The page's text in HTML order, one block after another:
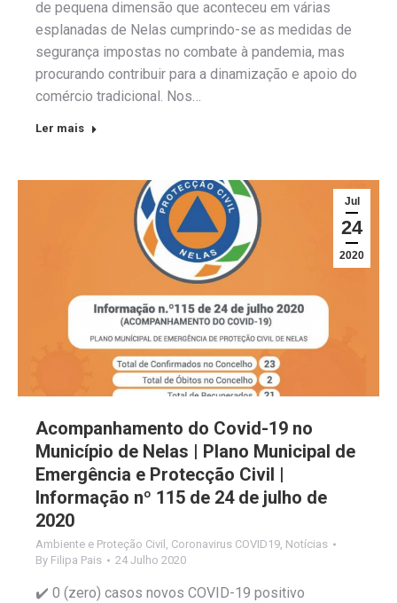
de pequena dimensão que aconteceu em várias
esplanadas de Nelas cumprindo-se as medidas de
segurança impostas no combate à pandemia, mas
procurando contribuir para a dinamização e apoio do
comércio tradicional. Nos…
Ler mais
Jul
24
2020
Acompanhamento do Covid-19 no
Município de Nelas | Plano Municipal de
Emergência e Protecção Civil |
Informação nº 115 de 24 de julho de
2020
Ambiente e Proteção Civil , Coronavirus COVID19, Notícias
By Filipa Pais 24 Julho 2020
✔️ 0 (zero) casos novos COVID-19 positivo